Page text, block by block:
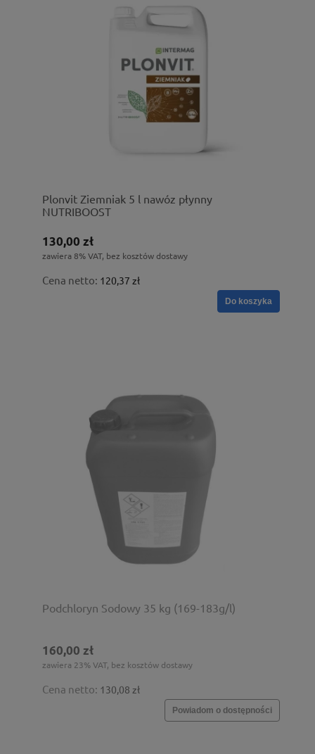
Plonvit Ziemniak 5 l nawóz płynny
NUTRIBOOST
130,00 zł
zawiera 8% VAT, bez kosztów dostawy
Cena netto: 120,37 zł
Do koszyka
Podchloryn Sodowy 35 kg (169-183g/l)
160,00 zł
zawiera 23% VAT, bez kosztów dostawy
Cena netto: 130,08 zł
Powiadom o dostępności